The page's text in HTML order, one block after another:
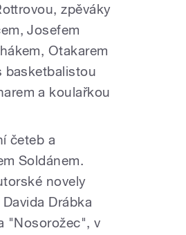
zpěváky
Josefem
Otakarem
basketbalistou
a koulařkou
četeb a
Soldánem.
novely
Drábka
"Nosorožec", v